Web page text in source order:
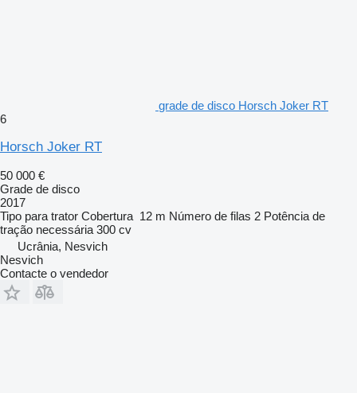
grade de disco Horsch Joker RT
6
Horsch Joker RT
50 000 €
Grade de disco
2017
Tipo para trator Cobertura 12 m Número de filas 2 Potência de
tração necessária 300 cv
Ucrânia, Nesvich
Nesvich
Contacte o vendedor